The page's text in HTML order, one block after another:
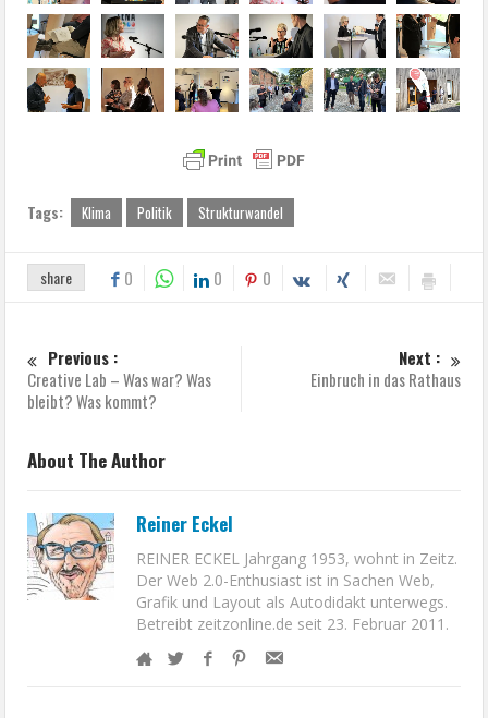
Tags: Klima Politik Strukturwandel
share 0 0 0
Previous :
Creative Lab – Was war? Was
bleibt? Was kommt?
Next :
Einbruch in das Rathaus
About The Author
Reiner Eckel
REINER ECKEL Jahrgang 1953, wohnt in Zeitz.
Der Web 2.0-Enthusiast ist in Sachen Web,
Grafik und Layout als Autodidakt unterwegs.
Betreibt zeitzonline.de seit 23. Februar 2011.